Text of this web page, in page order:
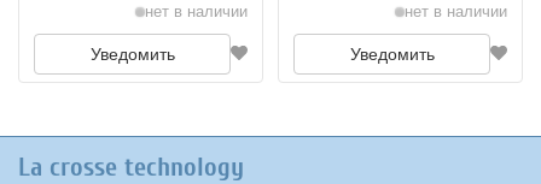
нет в наличии
Уведомить
нет в наличии
Уведомить
La crosse technology